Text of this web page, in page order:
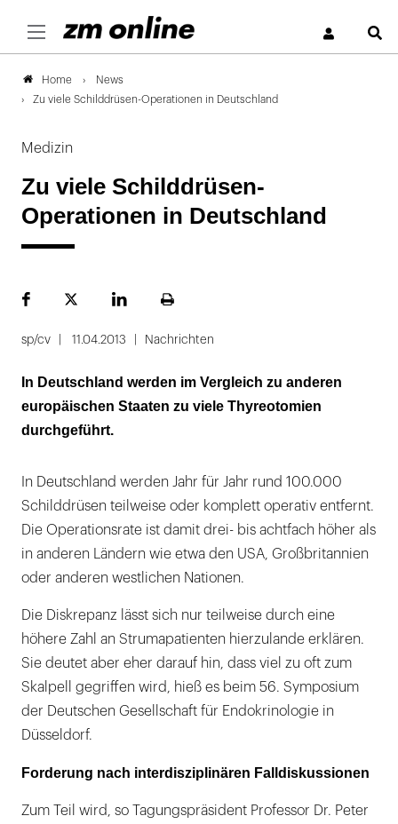
Home
News
Zu viele Schilddrüsen-Operationen in Deutschland
Medizin
Zu viele Schilddrüsen-
Operationen in Deutschland
FacebookPlattformLinekdInSeite
sp/cv 11.04.2013 Nachrichten
In Deutschland werden im Vergleich zu anderen
europäischen Staaten zu viele Thyreotomien
durchgeführt.
In Deutschland werden Jahr für Jahr rund 100.000
Schilddrüsen teilweise oder komplett operativ entfernt.
Die Operationsrate ist damit drei- bis achtfach höher als
in anderen Ländern wie etwa den USA, Großbritannien
oder anderen westlichen Nationen.
Die Diskrepanz lässt sich nur teilweise durch eine
höhere Zahl an Strumapatienten hierzulande erklären.
Sie deutet aber eher darauf hin, dass viel zu oft zum
Skalpell gegriffen wird, hieß es beim 56. Symposium
der Deutschen Gesellschaft für Endokrinologie in
Düsseldorf.
Forderung nach interdisziplinären Falldiskussionen
Zum Teil wird, so Tagungspräsident Professor Dr. Peter